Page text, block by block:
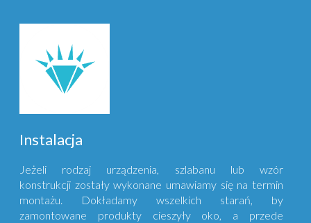
Instalacja
Jeżeli rodzaj urządzenia, szlabanu lub wzór
konstrukcji zostały wykonane umawiamy się na termin
montażu. Dokładamy wszelkich starań, by
zamontowane produkty cieszyły oko, a przede